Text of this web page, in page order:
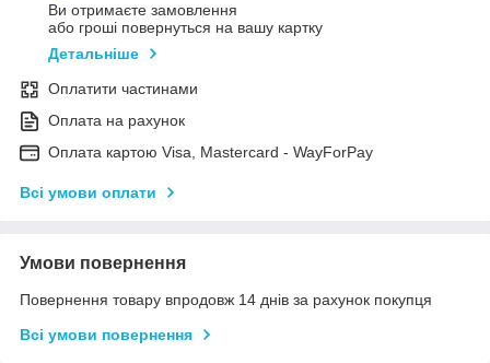
Ви отримаєте замовлення
або гроші повернуться на вашу картку
Детальніше
Оплатити частинами
Оплата на рахунок
Оплата картою Visa, Mastercard - WayForPay
Всі умови оплати
Умови повернення
Повернення товару впродовж 14 днів за рахунок покупця
Всі умови повернення